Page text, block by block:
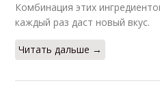
Комбинация этих
каждый раз даст новый вкус.
Читать дальше →